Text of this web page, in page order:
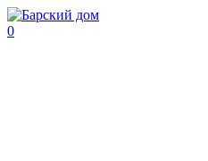
0